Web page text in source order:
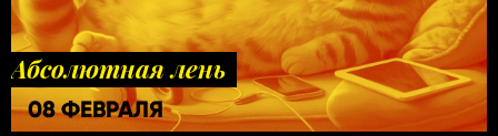
Абсолютная лень
08 ФЕВРАЛЯ